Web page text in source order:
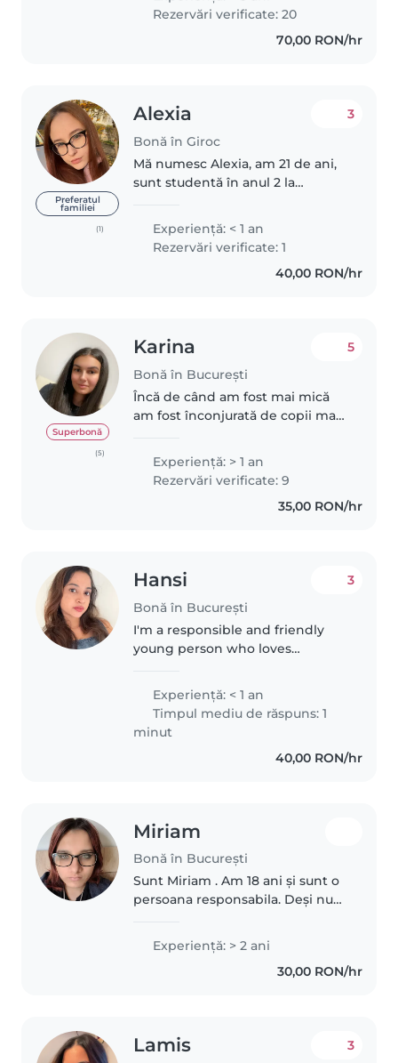
a translator. I've been a notary
assistant until taking the..
Rezervări verificate: 20
70,00 RON/hr
Preferatul
familiei
(1)
Alexia
Bonă în Giroc
3
Mă numesc Alexia, am 21 de ani,
sunt studentă în anul 2 la
veterinară. Sunt o fire
descurcăreață, creativă,
distractivă și energică și îmi
Experienţă: < 1 an
Rezervări verificate: 1
40,00 RON/hr
Superbonă
(5)
Karina
Bonă în București
5
Încă de când am fost mai mică
am fost înconjurată de copii mai
iar ulterior când eram în liceu au
apărut nepoții mei, de care
aveam grijă ocazional...
Experienţă: > 1 an
Rezervări verificate: 9
35,00 RON/hr
Hansi
Bonă în București
3
I'm a responsible and friendly
young person who loves
calm demeanor and enjoy
engaging kids with drawing,
reading, and music...
Experienţă: < 1 an
Timpul mediu de răspuns: 1
minut
40,00 RON/hr
Miriam
Bonă în București
Sunt Miriam . Am 18 ani și sunt o
persoana responsabila. Deși nu
sa am grija de un copil și sa fac
activitati interactive și
interesante. Am răbdare..
Experienţă: > 2 ani
30,00 RON/hr
Lamis 3